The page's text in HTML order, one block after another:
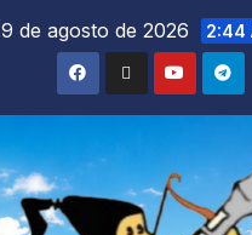
9 de agosto de 2026 2:44